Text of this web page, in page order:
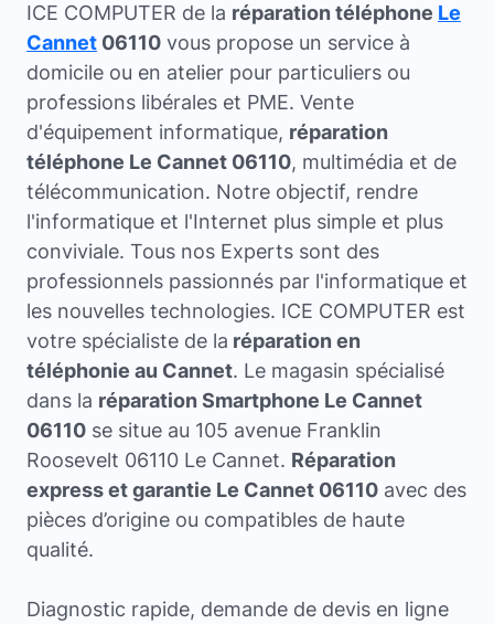
ICE COMPUTER de la réparation téléphone Le
Cannet 06110 vous propose un service à
domicile ou en atelier pour particuliers ou
professions libérales et PME. Vente
d'équipement informatique, réparation
téléphone Le Cannet 06110, multimédia et de
télécommunication. Notre objectif, rendre
l'informatique et l'Internet plus simple et plus
conviviale. Tous nos Experts sont des
professionnels passionnés par l'informatique et
les nouvelles technologies. ICE COMPUTER est
votre spécialiste de la réparation en
téléphonie au Cannet. Le magasin spécialisé
dans la réparation Smartphone Le Cannet
06110 se situe au 105 avenue Franklin
Roosevelt 06110 Le Cannet. Réparation
express et garantie Le Cannet 06110 avec des
pièces d’origine ou compatibles de haute
qualité.
Diagnostic rapide, demande de devis en ligne